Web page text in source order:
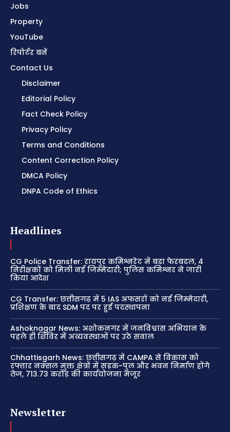
Jobs
Property
YouTube
रिपोर्टर बनें
Contact Us
Disclaimer
Editorial Policy
Fact Check Policy
Privacy Policy
Terms and Conditions
Content Correction Policy
DMCA Policy
DNPA Code of Ethics
Headlines
CG Police Transfer: रायपुर कमिश्नरेट में बड़ा फेरबदल, 4
निरीक्षकों को मिली नई जिम्मेदारी; पुलिस कमिश्नर ने जारी
किया आदेश
CG Transfer: छत्तीसगढ़ में 5 IAS अफसरों को नई जिम्मेदारी,
प्रशिक्षण के बाद SDM पद पर हुई पदस्थापना
Ashoknagar News: अशोकनगर में जनविश्वास अभियान के
पहले ही शिविर में अव्यवस्थाओं पर उठे सवाल
Chhattisgarh News: छत्तीसगढ़ में CAMPA से विकास को
रफ्तार नक्सल मुक्त क्षेत्रों में सड़क-पुल और भवन निर्माण होंगे
तेज, 713.73 करोड़ की कार्ययोजना मंजूर
Newsletter